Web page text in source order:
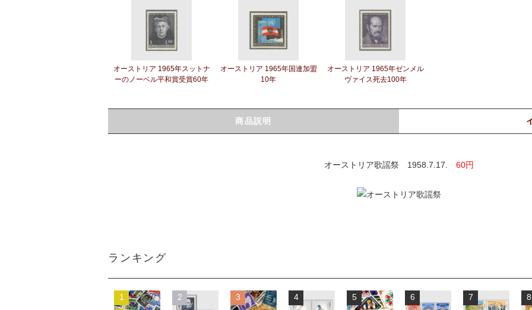
オーストリア 1965年スットナ
ーのノーベル平和賞受賞60年
オーストリア 1965年国連加盟
10年
オーストリア 1965年ゼンメル
ヴァイス死去100年
商品説明
オーストリア歌謡祭 1958.7.17. 60円
ランキング
1 2 3 4 5 6 7 8